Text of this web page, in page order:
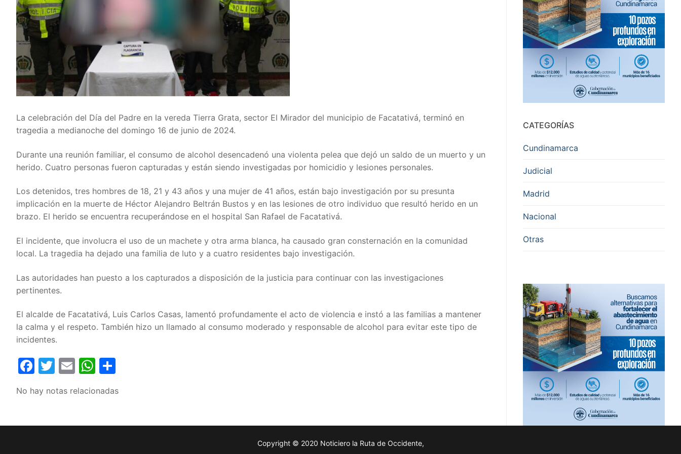
La celebración del Día del Padre en la vereda Tierra Grata, sector El Mirador del municipio de Facatativá, terminó en
tragedia a medianoche del domingo 16 de junio de 2024.
Durante una reunión familiar, el consumo de alcohol desencadenó una violenta pelea que dejó un saldo de un muerto y un
herido. Cuatro personas fueron capturadas y están siendo investigadas por homicidio y lesiones personales.
Los detenidos, tres hombres de 18, 21 y 43 años y una mujer de 41 años, están bajo investigación por su presunta
implicación en la muerte de Héctor Alejandro Beltrán Bustos y en las lesiones de otro individuo que resultó herido en un
brazo. El herido se encuentra recuperándose en el hospital San Rafael de Facatativá.
El incidente, que involucra el uso de un machete y otra arma blanca, ha causado gran consternación en la comunidad
local. La tragedia ha dejado una familia de luto y a cuatro residentes bajo investigación.
Las autoridades han puesto a los capturados a disposición de la justicia para continuar con las investigaciones
pertinentes.
El alcalde de Facatativá, Luis Carlos Casas, lamentó profundamente el acto de violencia e instó a las familias a mantener
la calma y el respeto. También hizo un llamado al consumo moderado y responsable de alcohol para evitar este tipo de
incidentes.
Facebook
Twitter
EmailWhatsApp
No hay notas relacionadas
CATEGORÍAS
Cundinamarca
Judicial
Madrid
Nacional
Otras
Copyright © 2020 Noticiero la Ruta de Occidente,